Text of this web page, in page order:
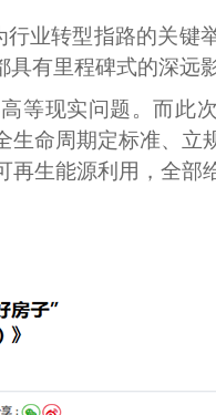
业转型指路的关键
有里程碑式的深远影
等现实问题。而此
命周期定标准、立
生能源利用，全部